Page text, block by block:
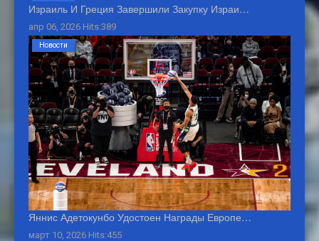
Израиль И Греция Завершили Закупку Израи…
апр 06, 2026 Hits:389
Яннис Адетокунбо Удостоен Награды Европе…
март 10, 2026 Hits:455
Новости